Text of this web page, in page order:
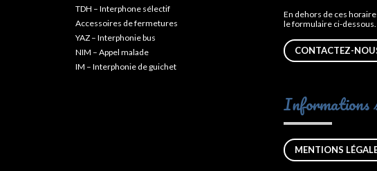
TDH – Interphone sélectif
Accessoires de fermetures
YAZ – Interphonie bus
NIM – Appel malade
IM – Interphonie de guichet
En dehors de ces
le formulaire ci-dessous.
CONTACTEZ-
Informations
MENTIONS